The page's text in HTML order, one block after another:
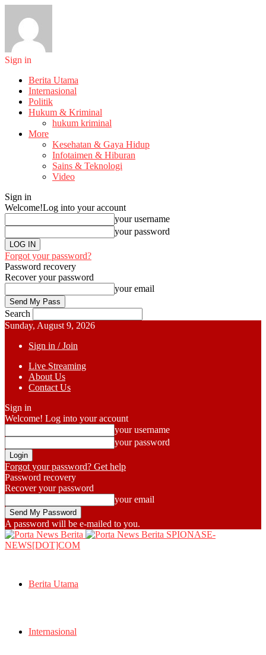
Sign in
Berita Utama
Internasional
Politik
Hukum & Kriminal
hukum kriminal
More
Kesehatan & Gaya Hidup
Infotaimen & Hiburan
Sains & Teknologi
Video
Sign in
Welcome!Log into your account
your username
your password
Forgot your password?
Password recovery
Recover your password
your email
Search
Sunday, August 9, 2026
Sign in / Join
Live Streaming
About Us
Contact Us
Sign in
Welcome! Log into your account
your username
your password
Forgot your password? Get help
Password recovery
Recover your password
your email
A password will be e-mailed to you.
SPIONASE-
NEWS[DOT]COM
Berita Utama
Internasional